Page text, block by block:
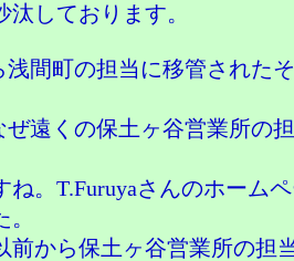
しております。
浅間町の担当に移管された
ぜ遠くの保土ヶ谷営業所の
ね。T.Furuyaさんのホーム
前から保土ヶ谷営業所の担